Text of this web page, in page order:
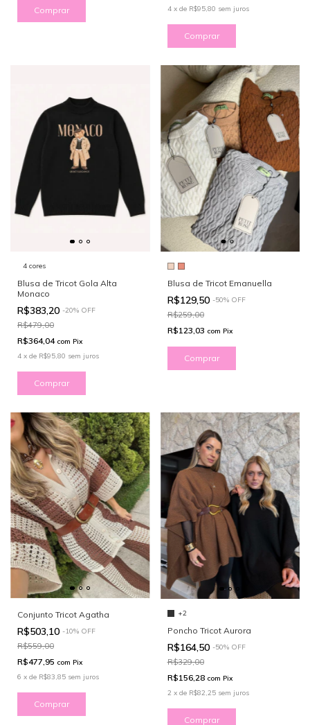
Comprar
4 x de R$95,80 sem juros
Comprar
4 cores
Blusa de Tricot Gola Alta
Monaco
R$383,20 -20% OFF
R$479,00
R$364,04 com Pix
4 x de R$95,80 sem juros
Comprar
Blusa de Tricot Emanuella
R$129,50 -50% OFF
R$259,00
R$123,03 com Pix
Comprar
Conjunto Tricot Agatha
R$503,10 -10% OFF
R$559,00
R$477,95 com Pix
6 x de R$83,85 sem juros
Comprar
+2
Poncho Tricot Aurora
R$164,50 -50% OFF
R$329,00
R$156,28 com Pix
2 x de R$82,25 sem juros
Comprar